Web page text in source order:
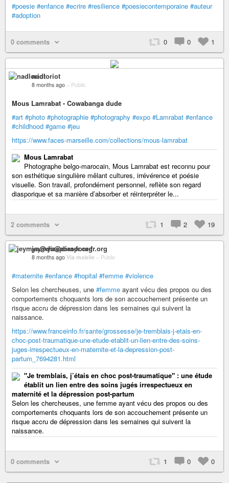
#poesie #enfance #ecrire #resilience #poesiecontemporaine #auteur
#adoption
0 comments 0 0 1
nadloriot
8 months ago – Public
Mous Lamrabat - Cowabanga dude
#art #photo #photographie #photography #expo #Lamrabat #enfance
#childhood #game #jeu
https://www.faces-marseille.com/collections/mous-lamrabat
Mous Lamrabat
Photographe belgo-marocain, Mous Lamrabat est reconnu pour
son esthétique singulière mêlant cultures, irrévérence et poésie
visuelle. Son travail, profondément personnel, reflète son regard
diasporique et sa manière d’absorber et réinterpréter le...
2 comments 1 2 19
jeymya@diaspora-fr.org
8 months ago Via mobile – Public
#maternite #enfance #hopital #femme #violence
Selon les chercheuses, une #femme ayant vécu des propos ou des
comportements choquants lors de son accouchement présente un
risque accru de dépression dans les semaines qui suivent la
naissance.
https://www.franceinfo.fr/sante/grossesse/je-tremblais-j-etais-en-
choc-post-traumatique-une-etude-etablit-un-lien-entre-des-soins-
juges-irrespectueux-en-maternite-et-la-depression-post-
partum_7694281.html
"Je tremblais, j’étais en choc post-traumatique" : une étude
établit un lien entre des soins jugés irrespectueux en
maternité et la dépression post-partum
Selon les chercheuses, une femme ayant vécu des propos ou des
comportements choquants lors de son accouchement présente un
risque accru de dépression dans les semaines qui suivent la
naissance.
0 comments 1 0 0